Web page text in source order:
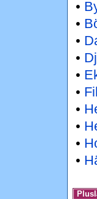
•
•
•
•
•
•
•
•
•
•